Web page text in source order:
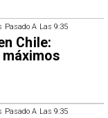
Pasado A Las 9:35
Chile:
Pasado A Las 9:35